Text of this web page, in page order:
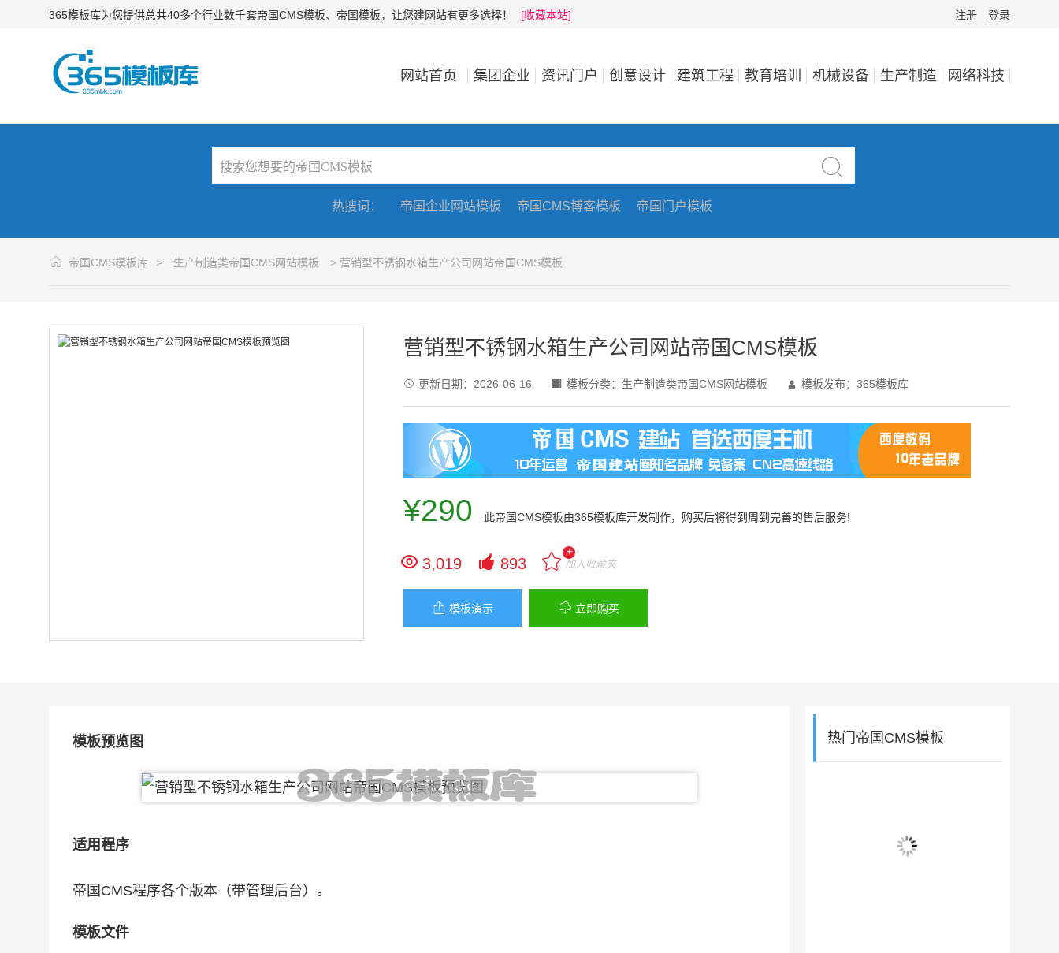
365模板库为您提供总共40多个行业数千套帝国CMS模板、帝国模板，让您建网站有更多选择！ [收藏本站] 注册 登录
网站首页 集团企业 资讯门户 创意设计 建筑工程 教育培训 机械设备 生产制造 网络科技

热搜词： 帝国企业网站模板 帝国CMS博客模板 帝国门户模板
帝国CMS模板库 > 生产制造类帝国CMS网站模板 > 营销型不锈钢水箱生产公司网站帝国CMS模板
营销型不锈钢水箱生产公司网站帝国CMS模板
 更新日期： 2026-06-16  模板分类： 生产制造类帝国CMS网站模板  模板发布：365模板库
¥290 此帝国CMS模板由365模板库开发制作，购买后将得到周到完善的售后服务!
 3,019  893
+
加入收藏夹
 模板演示  立即购买
模板预览图
适用程序
帝国CMS程序各个版本（带管理后台）。
模板文件
热门帝国CMS模板